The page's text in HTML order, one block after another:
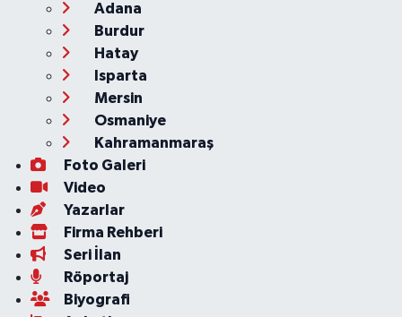
Adana
Burdur
Hatay
Isparta
Mersin
Osmaniye
Kahramanmaraş
Foto Galeri
Video
Yazarlar
Firma Rehberi
Seri İlan
Röportaj
Biyografi